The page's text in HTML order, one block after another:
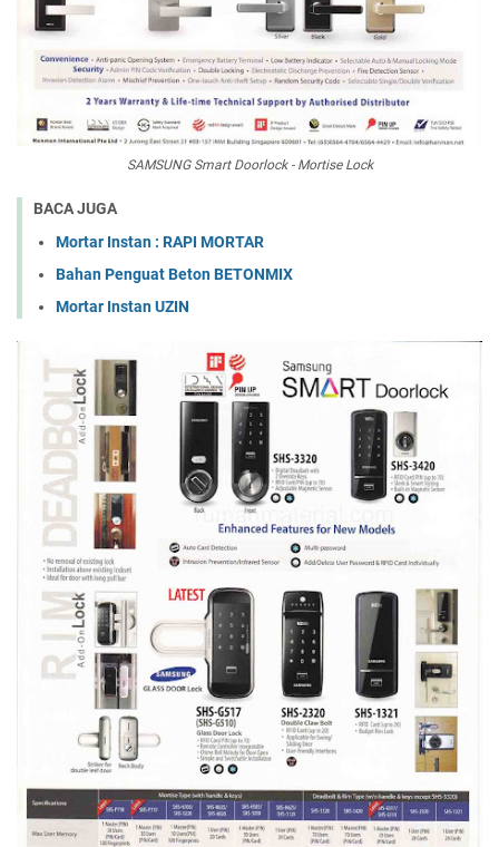
SAMSUNG Smart Doorlock - Mortise Lock
BACA JUGA
Mortar Instan : RAPI MORTAR
Bahan Penguat Beton BETONMIX
Mortar Instan UZIN